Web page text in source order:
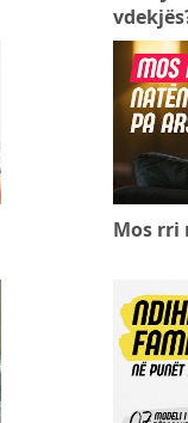
Mos rri